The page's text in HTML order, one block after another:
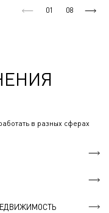
01 08
в разных сферах